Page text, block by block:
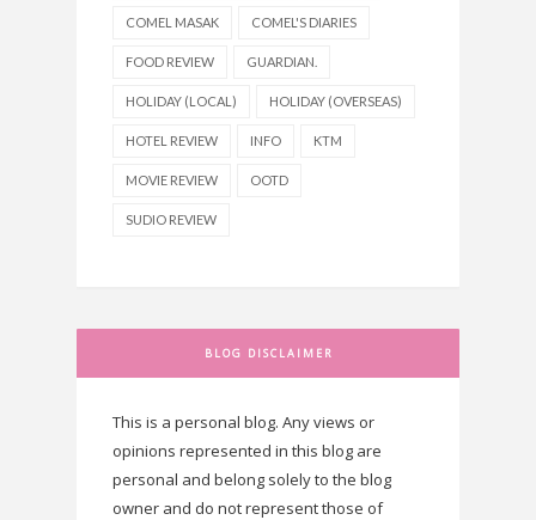
COMEL MASAK COMEL'S DIARIES
FOOD REVIEW GUARDIAN.
HOLIDAY (LOCAL) HOLIDAY (OVERSEAS)
HOTEL REVIEW INFO KTM
MOVIE REVIEW OOTD
SUDIO REVIEW
BLOG DISCLAIMER
This is a personal blog. Any views or
opinions represented in this blog are
personal and belong solely to the blog
owner and do not represent those of